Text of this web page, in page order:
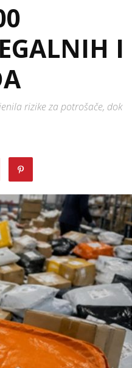
I
rizike za potrošače, dok